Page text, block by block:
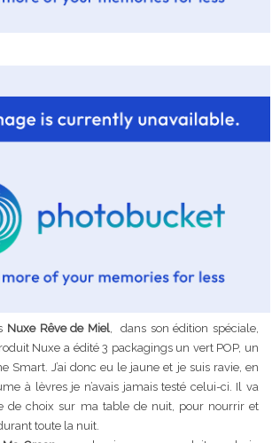
Nuxe Rêve de Miel, dans son édition spéciale,
Nuxe a édité 3 packagings un vert POP, un
Smart. J’ai donc eu le jaune et je suis ravie, en
à lèvres je n’avais jamais testé celui-ci. Il va
de choix sur ma table de nuit, pour nourrir et
toute la nuit.